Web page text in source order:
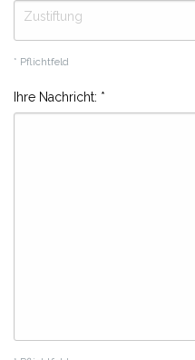
* Pflichtfeld
Ihre Nachricht: *